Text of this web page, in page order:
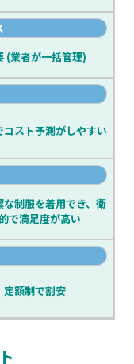
(業者が一括管理)
コスト予測がしやすい
な制服を着用でき、衛
で満足度が高い
定額制で割安